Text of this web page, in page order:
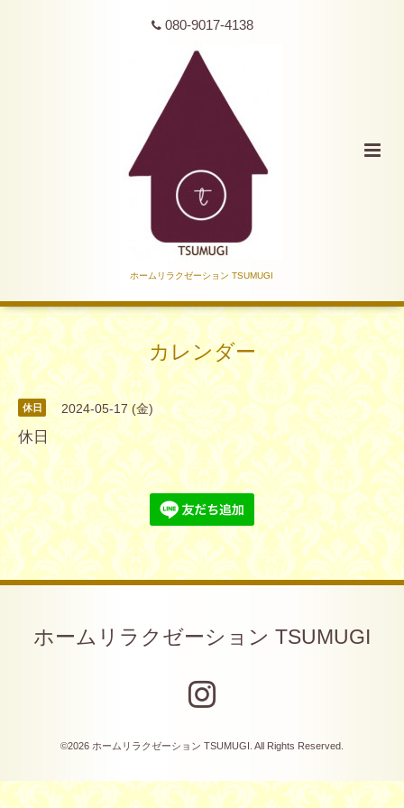
080-9017-4138
ホームリラクゼーション TSUMUGI
カレンダー
休日 2024-05-17 (金)
休日
ホームリラクゼーション TSUMUGI
©2026 ホームリラクゼーション TSUMUGI . All Rights Reserved.